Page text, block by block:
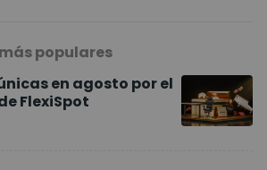
populares
en agosto por el
FlexiSpot